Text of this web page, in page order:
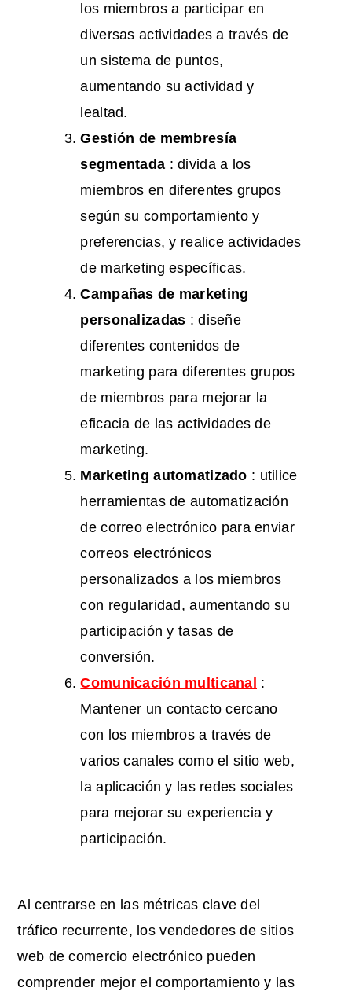
los miembros a participar en
diversas actividades a través de
un sistema de puntos,
aumentando su actividad y
lealtad.
Gestión de membresía
segmentada : divida a los
miembros en diferentes grupos
según su comportamiento y
preferencias, y realice actividades
de marketing específicas.
Campañas de marketing
personalizadas : diseñe
diferentes contenidos de
marketing para diferentes grupos
de miembros para mejorar la
eficacia de las actividades de
marketing.
Marketing automatizado : utilice
herramientas de automatización
de correo electrónico para enviar
correos electrónicos
personalizados a los miembros
con regularidad, aumentando su
participación y tasas de
conversión.
Comunicación multicanal :
Mantener un contacto cercano
con los miembros a través de
varios canales como el sitio web,
la aplicación y las redes sociales
para mejorar su experiencia y
participación.
Al centrarse en las métricas clave del
tráfico recurrente, los vendedores de sitios
web de comercio electrónico pueden
comprender mejor el comportamiento y las